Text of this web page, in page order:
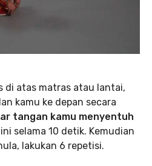
di atas matras atau lantai,
kamu ke depan secara
tangan kamu menyentuh
selama 10 detik. Kemudian
lakukan 6 repetisi.